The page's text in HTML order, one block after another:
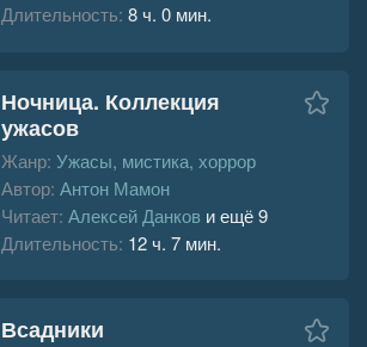
Длительность: 8 ч. 0 мин.
Ночница. Коллекция
ужасов
Жанр: Ужасы, мистика, хоррор
Автор: Антон Мамон
Читает: Алексей Данков и ещё 9
Длительность: 12 ч. 7 мин.
Всадники